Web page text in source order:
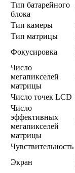
Тип батарейного
блока
Тип камеры
Тип матрицы
Фокусировка
Число
мегапикселей
матрицы
Число точек LCD
Число
эффективных
мегапикселей
матрицы
Чувствительность
Экран